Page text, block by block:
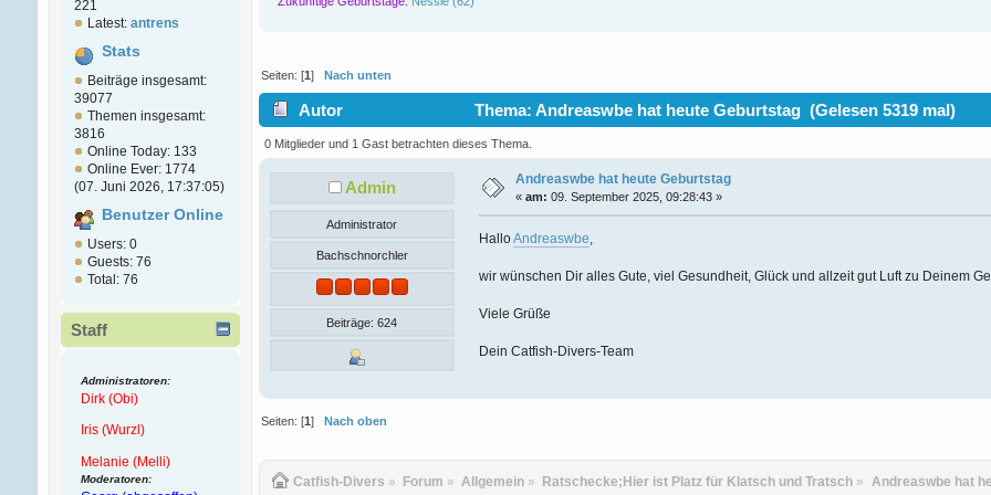
221
Latest: antrens
Stats
Beiträge insgesamt:
39077
Themen insgesamt:
3816
Online Today: 133
Online Ever: 1774
(07. Juni 2026, 17:37:05)
Benutzer Online
Users: 0
Guests: 76
Total: 76
Staff
Administratoren:
Dirk (Obi)
Iris (Wurzl)
Melanie (Melli)
Moderatoren:
Seiten: [1] Nach unten
Autor Thema: Andreaswbe hat heute Geburtstag (Gelesen 5319 mal)
0 Mitglieder und 1 Gast betrachten dieses Thema.
Admin
Administrator
Bachschnorchler
Beiträge: 624
Andreaswbe hat heute Geburtstag
« am: 09. September 2025, 09:28:43 »
HalloAndreaswbe,
wir wünschen Dir alles Gute, viel Gesundheit, Glück und allzeit gut Luft zu Deinem
Viele Grüße
Dein Catfish-Divers-Team
Seiten: [1 ]
Nach oben
Catfish-Divers » Forum » Allgemein » Ratschecke;Hier ist Platz für Klatsch und Tratsch » Andreaswbe hat